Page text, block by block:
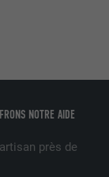
NOTRE AIDE
près de
site